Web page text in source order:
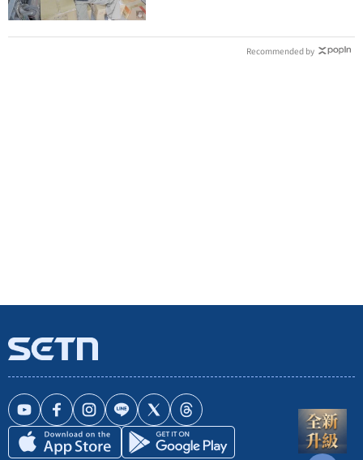
Recommended by